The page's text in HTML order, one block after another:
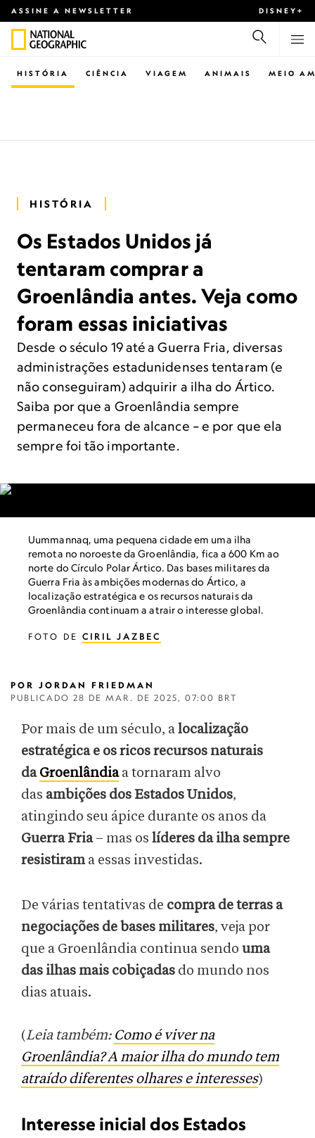
ASSINE A NEWSLETTER DISNEY+
CIÊNCIA VIAGEM ANIMAIS
HISTÓRIA MEIO
HISTÓRIA
Os Estados Unidos já
tentaram comprar a
Groenlândia antes. Veja como
foram essas iniciativas
Desde o século 19 até a Guerra Fria, diversas
administrações estadunidenses tentaram (e
não conseguiram) adquirir a ilha do Ártico.
Saiba por que a Groenlândia sempre
permaneceu fora de alcance – e por que ela
sempre foi tão importante.
Uummannaq, uma pequena cidade em uma ilha
remota no noroeste da Groenlândia, fica a 600 Km ao
norte do Círculo Polar Ártico. Das bases militares da
Guerra Fria às ambições modernas do Ártico, a
localização estratégica e os recursos naturais da
Groenlândia continuam a atrair o interesse global.
FOTO DE CIRIL JAZBEC
POR JORDAN FRIEDMAN
PUBLICADO 28 DE MAR. DE 2025, 07:00 BRT
Por mais de um século, alocalização
estratégica e os ricos recursos naturais
daGroenlândiaa tornaram alvo
das ambições dos Estados Unidos,
atingindo seu ápice durante os anos da
Guerra Fria– mas os líderes da ilha sempre
resistirama essas investidas.
De várias tentativas de compra de terras a
negociações de bases militares, veja por
que a Groenlândia continua sendo uma
das ilhas mais cobiçadas do mundo nos
dias atuais.
(Leia também: Como é viver na
Groenlândia? A maior ilha do mundo tem
atraído diferentes olhares e interesses)
Interesse inicial dos Estados